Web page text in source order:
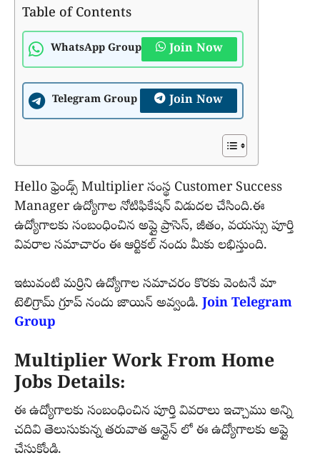
Table of Contents
WhatsApp Group Join Now
Telegram Group Join Now
Hello ఫ్రెండ్స్ Multiplier సంస్థ Customer Success
Manager ఉద్యోగాల నోటిఫికేషన్ విడుదల చేసింది.ఈ
ఉద్యోగాలకు సంబంధించిన అప్లై ప్రాసెస్, జీతం, వయస్సు పూర్తి
వివరాల సమాచారం ఈ ఆర్టికల్ నందు మీకు లభిస్తుంది.
ఇటువంటి మర్రిని ఉద్యోగాల సమాచరం కొరకు వెంటనే మా
టెలిగ్రామ్ గ్రూప్ నందు జాయిన్ అవ్వండి.Join Telegram
Group
Multiplier Work From Home
Jobs Details:
ఈ ఉద్యోగాలకు సంబంధించిన పూర్తి వివరాలు ఇచ్చాము అన్ని
చదివి తెలుసుకున్న తరువాత ఆన్లైన్ లో ఈ ఉద్యోగాలకు అప్లై
చేసుకోండి.